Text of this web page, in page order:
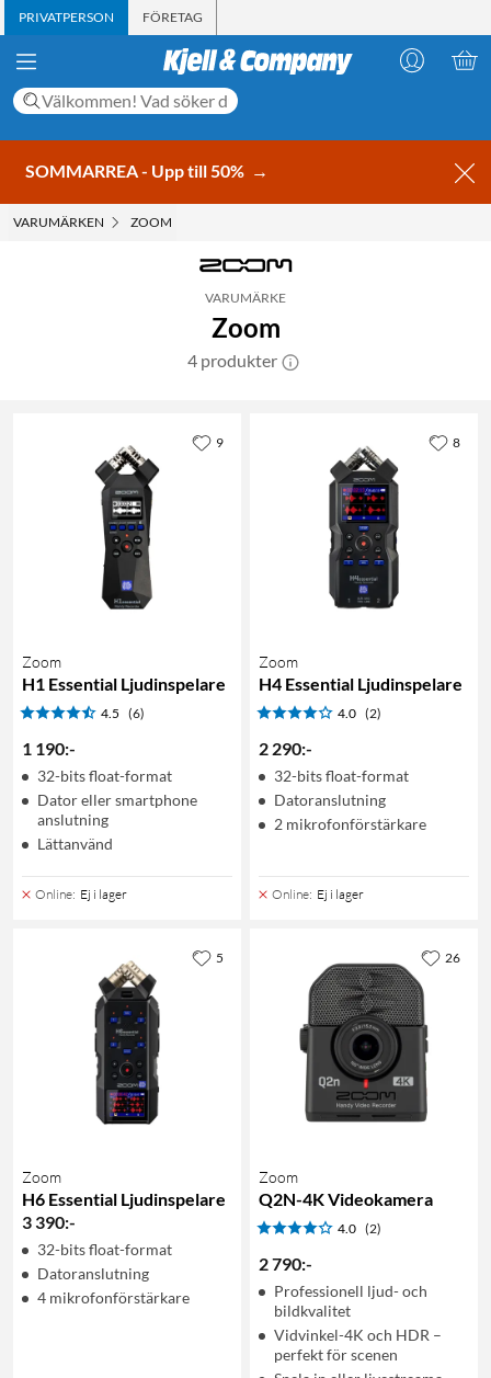
PRIVATPERSON FÖRETAG
SOMMARREA - Upp till 50% →
VARUMÄRKEN ZOOM
VARUMÄRKE
Zoom
4 produkter
Zoom
H1 Essential Ljudinspelare
4.5 (6)
1 190:-
32-bits float-format
Dator eller smartphone
anslutning
Lättanvänd
Online: Ej i lager
9
Zoom
H4 Essential Ljudinspelare
4.0 (2)
2 290:-
32-bits float-format
Datoranslutning
2 mikrofonförstärkare
Online: Ej i lager
8
Zoom
H6 Essential Ljudinspelare
3 390:-
32-bits float-format
Datoranslutning
4 mikrofonförstärkare
5
Zoom
Q2N-4K Videokamera
4.0 (2)
2 790:-
Professionell ljud- och
bildkvalitet
Vidvinkel-4K och HDR –
perfekt för scenen
26